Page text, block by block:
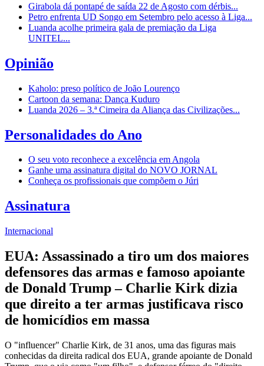
Girabola dá pontapé de saída 22 de Agosto com dérbis...
Petro enfrenta UD Songo em Setembro pelo acesso à Liga...
Luanda acolhe primeira gala de premiação da Liga
UNITEL...
Opinião
Kaholo: preso político de João Lourenço
Cartoon da semana: Dança Kuduro
Luanda 2026 – 3.ª Cimeira da Aliança das Civilizações...
Personalidades do Ano
O seu voto reconhece a excelência em Angola
Ganhe uma assinatura digital do NOVO JORNAL
Conheça os profissionais que compõem o Júri
Assinatura
Internacional
EUA: Assassinado a tiro um dos maiores
defensores das armas e famoso apoiante
de Donald Trump – Charlie Kirk dizia
que direito a ter armas justificava risco
de homicídios em massa
O "influencer" Charlie Kirk, de 31 anos, uma das figuras mais
conhecidas da direita radical dos EUA, grande apoiante de Donald